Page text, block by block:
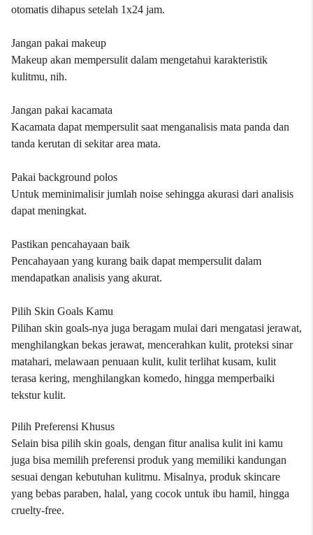
otomatis dihapus setelah 1x24 jam.
Jangan pakai makeup
Makeup akan mempersulit dalam mengetahui karakteristik
kulitmu, nih.
Jangan pakai kacamata
Kacamata dapat mempersulit saat menganalisis mata panda dan
tanda kerutan di sekitar area mata.
Pakai background polos
Untuk meminimalisir jumlah noise sehingga akurasi dari analisis
dapat meningkat.
Pastikan pencahayaan baik
Pencahayaan yang kurang baik dapat mempersulit dalam
mendapatkan analisis yang akurat.
Pilih Skin Goals Kamu
Pilihan skin goals-nya juga beragam mulai dari mengatasi jerawat,
menghilangkan bekas jerawat, mencerahkan kulit, proteksi sinar
matahari, melawaan penuaan kulit, kulit terlihat kusam, kulit
terasa kering, menghilangkan komedo, hingga memperbaiki
tekstur kulit.
Pilih Preferensi Khusus
Selain bisa pilih skin goals, dengan fitur analisa kulit ini kamu
juga bisa memilih preferensi produk yang memiliki kandungan
sesuai dengan kebutuhan kulitmu. Misalnya, produk skincare
yang bebas paraben, halal, yang cocok untuk ibu hamil, hingga
cruelty-free.